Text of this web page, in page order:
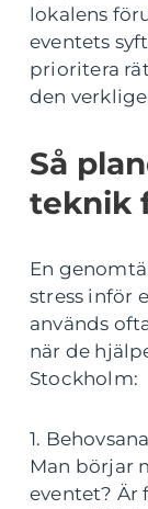
lokalens
eventets
prioritera
den
Så
teknik
En
stress inför
används
när de
Stockholm:
1.
Man börjar
eventet? Är